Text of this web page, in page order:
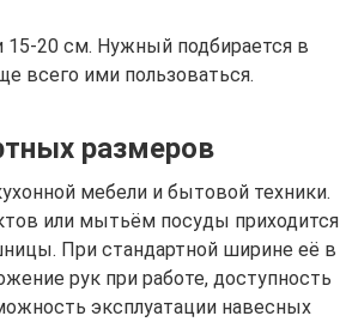
15-20 см. Нужный подбирается в
всего ими пользоваться.
размеров
мебели и бытовой техники.
или мытьём посуды приходится
При стандартной ширине её в
рук при работе, доступность
эксплуатации навесных